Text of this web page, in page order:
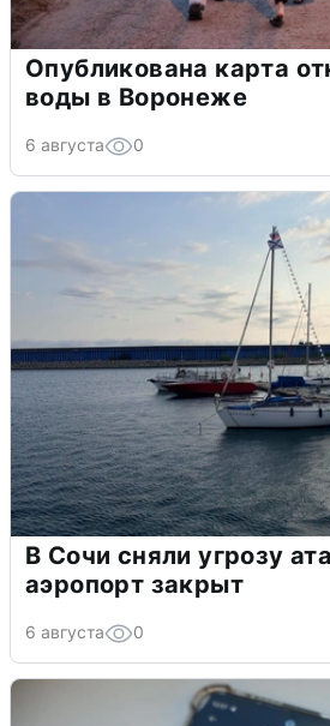
Опубликована карта
воды в Воронеже
6 августа 0
В Сочи сняли угрозу
аэропорт закрыт
6 августа 0